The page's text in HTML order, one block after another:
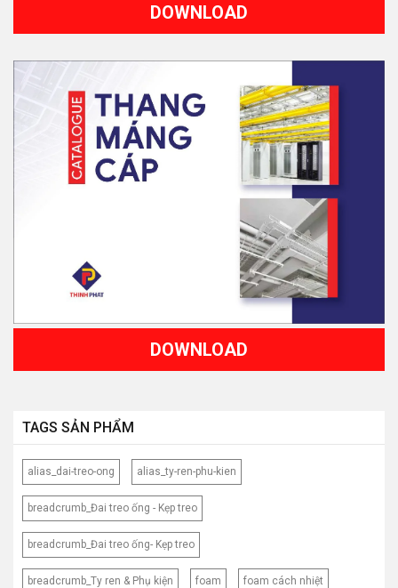
DOWNLOAD
DOWNLOAD
TAGS SẢN PHẨM
alias_dai-treo-ong alias_ty-ren-phu-kien
breadcrumb_Đai treo ống - Kẹp treo
breadcrumb_Đai treo ống- Kẹp treo
breadcrumb_Ty ren & Phụ kiện foam foam cách nhiệt